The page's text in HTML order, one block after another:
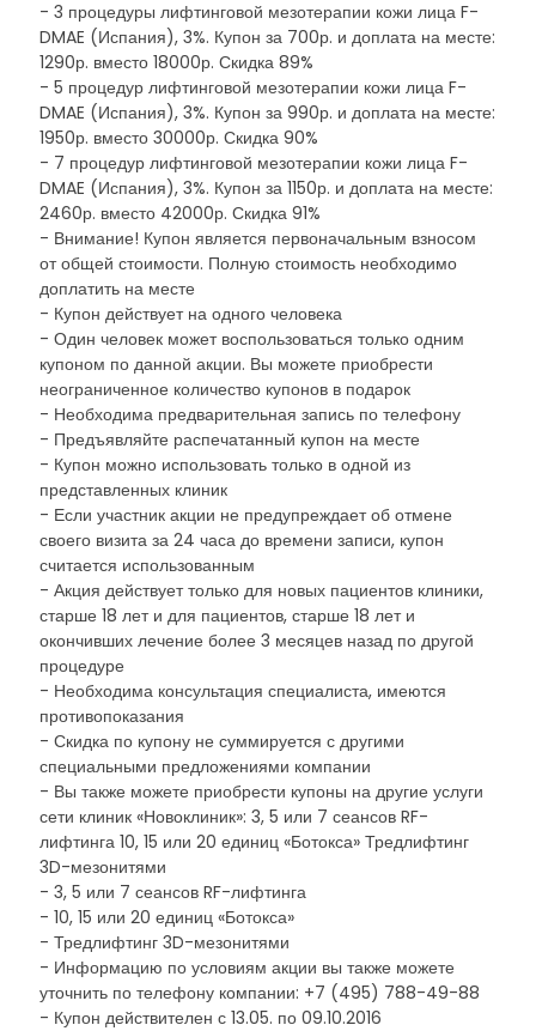
- 3 процедуры лифтинговой мезотерапии кожи лица F-
DMAE (Испания), 3%. Купон за 700р. и доплата на месте:
1290р. вместо 18000р. Скидка 89%
- 5 процедур лифтинговой мезотерапии кожи лица F-
DMAE (Испания), 3%. Купон за 990р. и доплата на месте:
1950р. вместо 30000р. Скидка 90%
- 7 процедур лифтинговой мезотерапии кожи лица F-
DMAE (Испания), 3%. Купон за 1150р. и доплата на месте:
2460р. вместо 42000р. Скидка 91%
- Внимание! Купон является первоначальным взносом
от общей стоимости. Полную стоимость необходимо
доплатить на месте
- Купон действует на одного человека
- Один человек может воспользоваться только одним
купоном по данной акции. Вы можете приобрести
неограниченное количество купонов в подарок
- Необходима предварительная запись по телефону
- Предъявляйте распечатанный купон на месте
- Купон можно использовать только в одной из
представленных клиник
- Если участник акции не предупреждает об отмене
своего визита за 24 часа до времени записи, купон
считается использованным
- Акция действует только для новых пациентов клиники,
старше 18 лет и для пациентов, старше 18 лет и
окончивших лечение более 3 месяцев назад по другой
процедуре
- Необходима консультация специалиста, имеются
противопоказания
- Скидка по купону не суммируется с другими
специальными предложениями компании
- Вы также можете приобрести купоны на другие услуги
сети клиник «Новоклиник»: 3, 5 или 7 сеансов RF-
лифтинга 10, 15 или 20 единиц «Ботокса» Тредлифтинг
3D-мезонитями
- 3, 5 или 7 сеансов RF-лифтинга
- 10, 15 или 20 единиц «Ботокса»
- Тредлифтинг 3D-мезонитями
- Информацию по условиям акции вы также можете
уточнить по телефону компании: +7 (495) 788-49-88
- Купон действителен с 13.05. по 09.10.2016